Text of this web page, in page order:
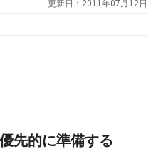
更新日： 2011年07月12日
先的に準備する